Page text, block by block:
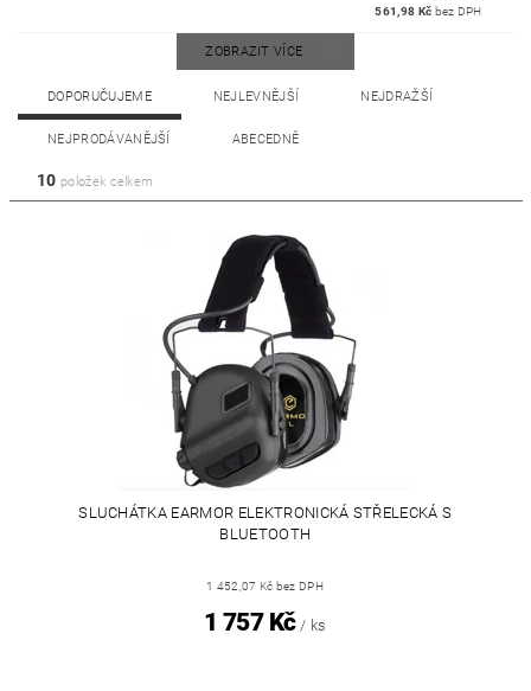
561,98 Kč bez DPH
ZOBRAZIT VÍCE
DOPORUČUJEME NEJLEVNĚJŠÍ NEJDRAŽŠÍ
NEJPRODÁVANĚJŠÍ ABECEDNĚ
10 položek celkem
SLUCHÁTKA EARMOR ELEKTRONICKÁ STŘELECKÁ S
BLUETOOTH
1 452,07 Kč bez DPH
1 757 Kč / ks